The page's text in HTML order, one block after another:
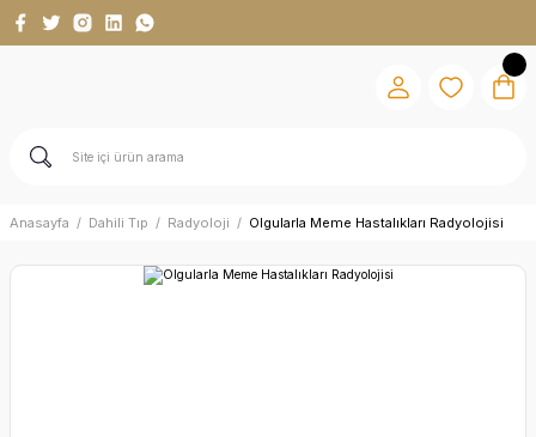
Anasayfa Dahili Tıp Radyoloji Olgularla Meme Hastalıkları Radyolojisi